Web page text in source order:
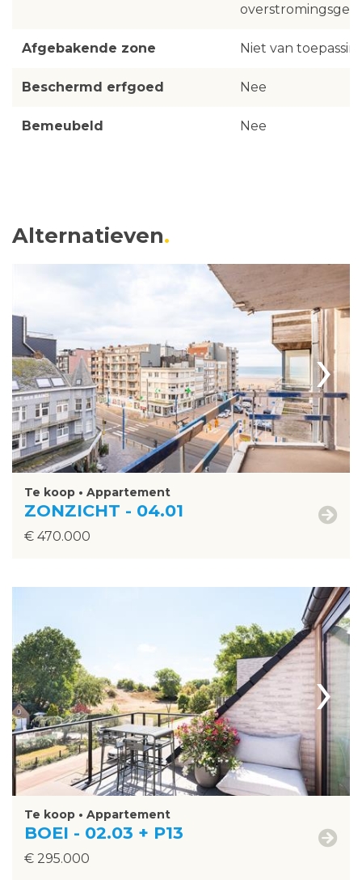
Afgebakende zone Niet van
Beschermd erfgoed Nee
Bemeubeld Nee
Alternatieven
›
Te koop • Appartement
ZONZICHT - 04.01
€ 470.000
›
Te koop • Appartement
BOEI - 02.03 + P13
€ 295.000